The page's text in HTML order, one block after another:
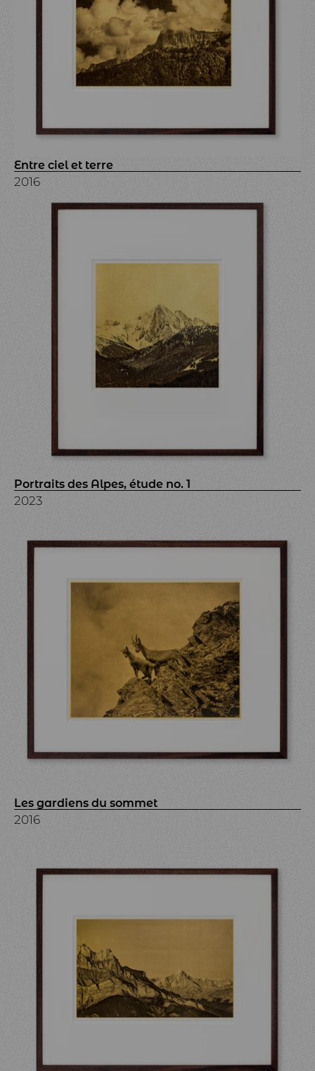
Entre ciel et terre
2016
Portraits des Alpes, étude no. 1
2023
Les gardiens du sommet
2016